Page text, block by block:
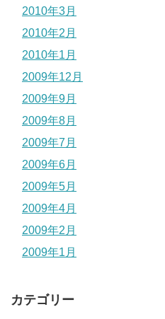
2010年3月
2010年2月
2010年1月
2009年12月
2009年9月
2009年8月
2009年7月
2009年6月
2009年5月
2009年4月
2009年2月
2009年1月
カテゴリー